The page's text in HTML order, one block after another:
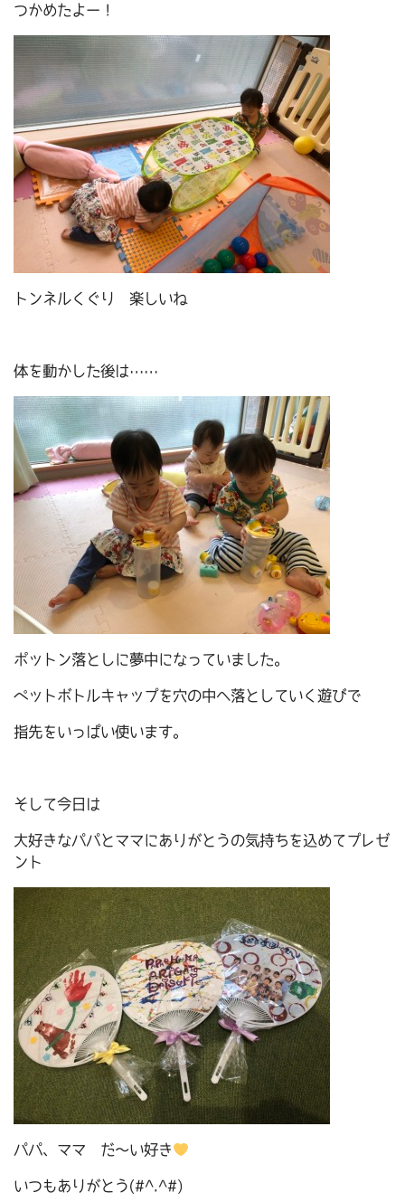
つかめたよー！
トンネルくぐり 楽しいね
体を動かした後は……
ポットン落としに夢中になっていました。
ペットボトルキャップを穴の中へ落としていく遊びで
指先をいっぱい使います。
そして今日は
大好きなパパとママにありがとうの気持ちを込めてプレゼ
ント
パパ、ママ だ～い好き
いつもありがとう(#^.^#)